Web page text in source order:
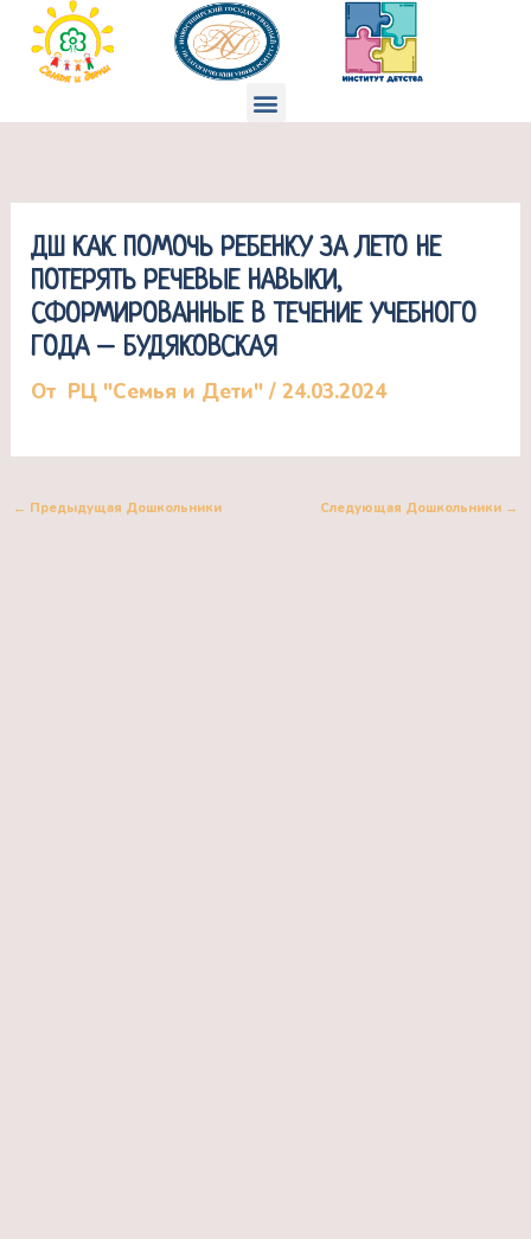
Перейти
содержимому
Меню
ДШ КАК ПОМОЧЬ РЕБЕНКУ ЗА ЛЕТО НЕ
ПОТЕРЯТЬ РЕЧЕВЫЕ НАВЫКИ,
СФОРМИРОВАННЫЕ В ТЕЧЕНИЕ УЧЕБНОГО
ГОДА – БУДЯКОВСКАЯ
От РЦ "Семья и Дети"/24.03.2024
← Предыдущая Дошкольники Следующая Дошкольники →